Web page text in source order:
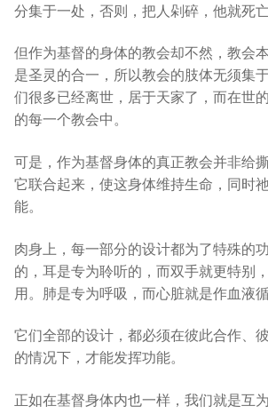
分集于一处，否则，把人剁碎，他就死亡
但作为基督的身体的教会却不然，教会
是圣灵的合一，所以教会的肢体无须集
们很多已经离世，居于天家了，而在世
的每一个教会中。
可是，作为基督身体的真正教会并非给
它联合起来，使这身体维持生命，同时
能。
肉身上，每一部分的设计都为了特殊的
的，耳是专为聆听的，而双手就更特别
用。肺是专为呼吸，而心脏就是作血液循
它们全部的设计，都必须在彼此合作、
的情况下，才能发挥功能。
正如在基督身体内也一样，我们就是互